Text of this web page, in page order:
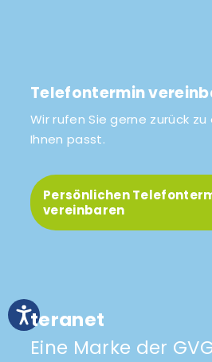
Telefontermin
Wir rufen Sie gerne zurück
Ihnen passt.
Persönlichen
vereinbaren
teranet
Eine Marke der